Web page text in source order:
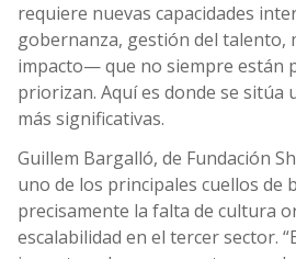
requiere nuevas capacidades
gobernanza, gestión del talento,
impacto— que no siempre están
priorizan. Aquí es donde se sitúa
más significativas.
Guillem Bargalló, de Fundación
uno de los principales cuellos de
precisamente la falta de cultura
escalabilidad en el tercer sector.